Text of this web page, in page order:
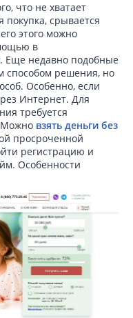
что не хватает
срывается
этого можно
в
. Еще недавно подобные
способом решения, но
Особенно, если
Интернет. Для
требуется
Можно взять деньги без
просроченной
регистрацию и
Особенности